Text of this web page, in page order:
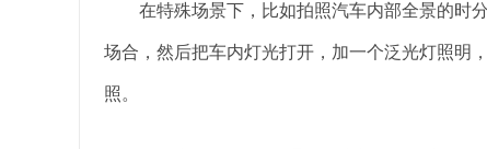
在特殊场景下，比如拍照汽车内部全景的时分
场合，然后把车内灯光打开，加一个泛光灯照明
照。